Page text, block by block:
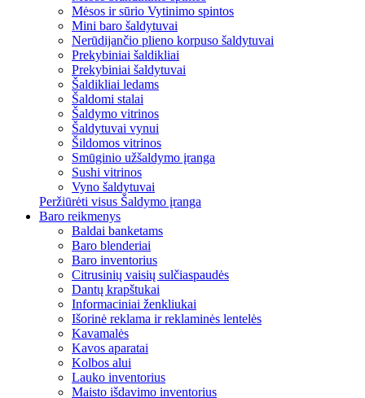
Mėsos ir sūrio Vytinimo spintos
Mini baro šaldytuvai
Nerūdijančio plieno korpuso šaldytuvai
Prekybiniai šaldikliai
Prekybiniai šaldytuvai
Šaldikliai ledams
Šaldomi stalai
Šaldymo vitrinos
Šaldytuvai vynui
Šildomos vitrinos
Smūginio užšaldymo įranga
Sushi vitrinos
Vyno šaldytuvai
Peržiūrėti visus Šaldymo įranga
Baro reikmenys
Baldai banketams
Baro blenderiai
Baro inventorius
Citrusinių vaisių sulčiaspaudės
Dantų krapštukai
Informaciniai ženkliukai
Išorinė reklama ir reklaminės lentelės
Kavamalės
Kavos aparatai
Kolbos alui
Lauko inventorius
Maisto išdavimo inventorius